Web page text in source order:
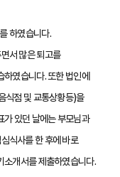
하였습니다.
서 많은 퇴고를
였습니다. 또한 법인에
식점 및 교통상황등)을
가 있던 날에는 부모님과
식사를 한 후에 바로
소개서를 제출하였습니다.